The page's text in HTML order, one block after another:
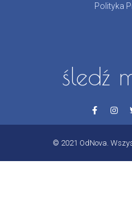
Polityka
śledź
© 2021 OdNova.